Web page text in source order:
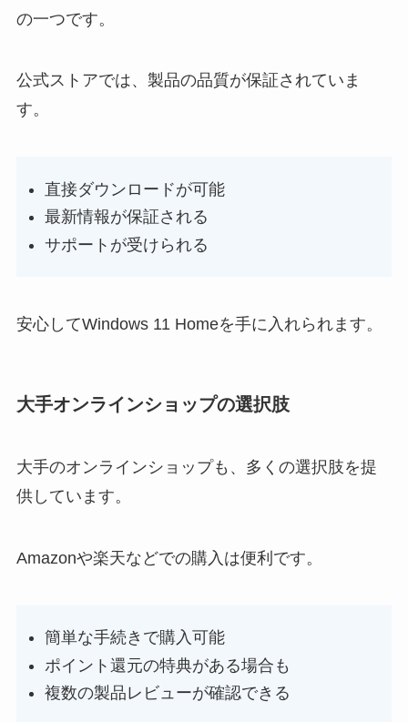
の一つです。
公式ストアでは、製品の品質が保証されていま
す。
直接ダウンロードが可能
最新情報が保証される
サポートが受けられる
安心してWindows 11 Homeを手に入れられます。
大手オンラインショップの選択肢
大手のオンラインショップも、多くの選択肢を提
供しています。
Amazonや楽天などでの購入は便利です。
簡単な手続きで購入可能
ポイント還元の特典がある場合も
複数の製品レビューが確認できる